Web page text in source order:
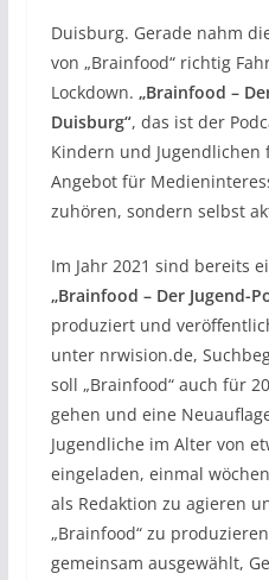
Duisburg. Gerade nahm
von „Brainfood“ richtig
Lockdown. „Brainfood –
Duisburg“, das ist der
Kindern und
Angebot für
zuhören, sondern selbst
Im Jahr 2021 sind bereits
„Brainfood – Der Jugend-
produziert und
unter nrwision.de,
soll „Brainfood“ auch für
gehen und eine
Jugendliche im Alter von
eingeladen, einmal
als Redaktion zu agieren
„Brainfood“ zu
gemeinsam ausgewählt,